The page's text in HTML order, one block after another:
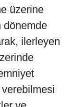
üzerine
dönemde
ilerleyen